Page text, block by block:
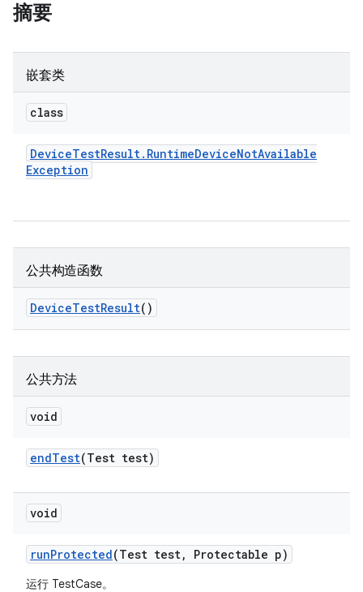
摘要
嵌套类
class
DeviceTestResult. RuntimeDeviceNotAvailable
Exception
公共构造函数
DeviceTestResult()
公共方法
void
endTest(Test test)
void
runProtected(Test test, Protectable p)
运行 TestCase。